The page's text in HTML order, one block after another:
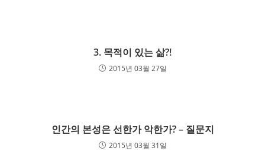
3. 목적이 있는 삶?!
2015년 03월 27일
인간의 본성은 선한가 악한가? – 질문지
2015년 03월 31일